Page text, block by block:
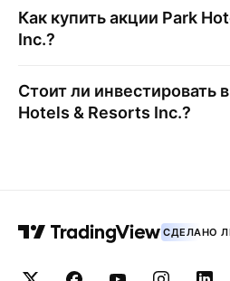
Как купить акции Park
Inc.?
Стоит ли инвестировать
Hotels & Resorts Inc.?
СДЕЛАНО